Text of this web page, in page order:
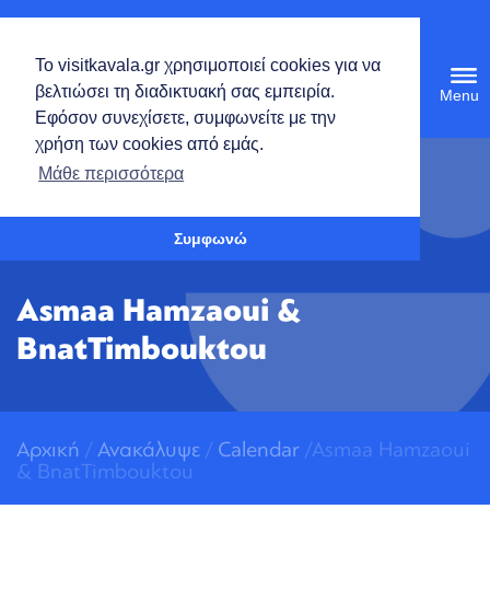
Ανοίξτε τη γραμμή εργαλείων
Το visitkavala.gr χρησιμοποιεί cookies για να
βελτιώσει τη διαδικτυακή σας εμπειρία.
Εφόσον συνεχίσετε, συμφωνείτε με την
χρήση των cookies από εμάς.
Μάθε περισσότερα
Συμφωνώ
Asmaa Hamzaoui &
BnatTimbouktou
Αρχική / Ανακάλυψε / Calendar /Asmaa Hamzaoui
& BnatTimbouktou